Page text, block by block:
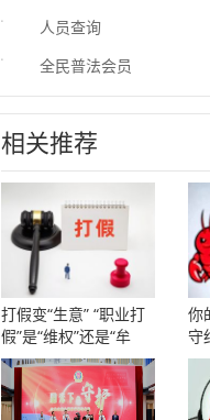
人员查询
全民普法会员
相关推荐
打假变“生意” “职业打
假”是“维权”还是“牟
利”？
你
守
风